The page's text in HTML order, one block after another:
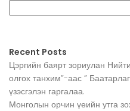
Recent Posts
Цэргийн баярт зориулан
олгох танхим”-аас ”
үзэсгэлэн гаргалаа.
Монголын орчин үеийн утга